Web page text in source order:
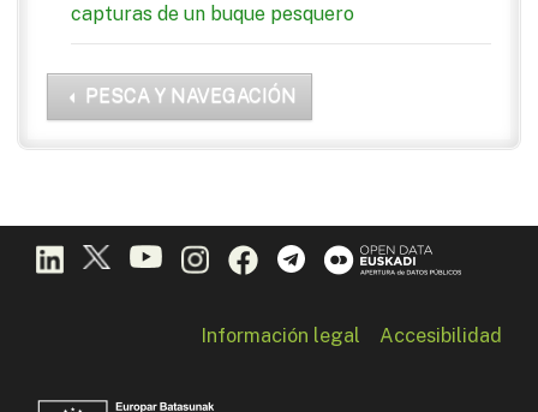
capturas de un buque pesquero
PESCA Y NAVEGACIÓN
Información legal Accesibilidad